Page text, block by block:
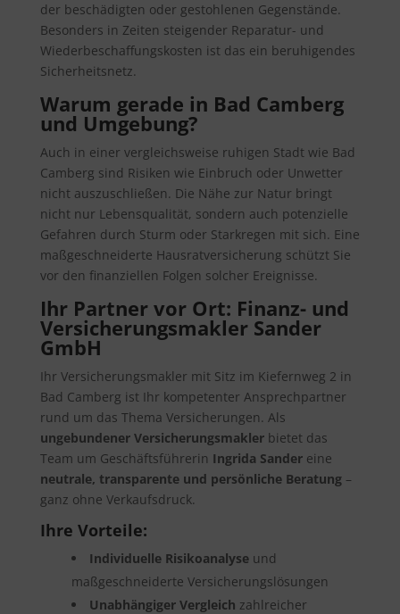
der beschädigten oder gestohlenen Gegenstände.
Besonders in Zeiten steigender Reparatur- und
Wiederbeschaffungskosten ist das ein beruhigendes
Sicherheitsnetz.
Warum gerade in Bad Camberg
und Umgebung?
Auch in einer vergleichsweise ruhigen Stadt wie Bad
Camberg sind Risiken wie Einbruch oder Unwetter
nicht auszuschließen. Die Nähe zur Natur bringt
nicht nur Lebensqualität, sondern auch potenzielle
Gefahren durch Sturm oder Starkregen mit sich. Eine
maßgeschneiderte Hausratversicherung schützt Sie
vor den finanziellen Folgen solcher Ereignisse.
Ihr Partner vor Ort: Finanz- und
Versicherungsmakler Sander
GmbH
Ihr Versicherungsmakler mit Sitz im Kiefernweg 2 in
Bad Camberg ist Ihr kompetenter Ansprechpartner
rund um das Thema Versicherungen. Als
ungebundener Versicherungsmaklerbietet das
Team um Geschäftsführerin Ingrida Sandereine
neutrale, transparente und persönliche Beratung–
ganz ohne Verkaufsdruck.
Ihre Vorteile:
Individuelle Risikoanalyseund
maßgeschneiderte Versicherungslösungen
Unabhängiger Vergleich zahlreicher